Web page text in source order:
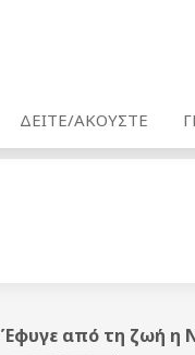
ΔΕΙΤΕ/ΑΚΟΥΣΤΕ
Έφυγε από τη ζωή η